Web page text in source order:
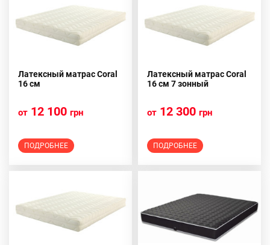
Латексный матрас Coral
16 см
от 12 100 грн
ПОДРОБНЕЕ
Латексный матрас Coral
16 см 7 зонный
от 12 300 грн
ПОДРОБНЕЕ